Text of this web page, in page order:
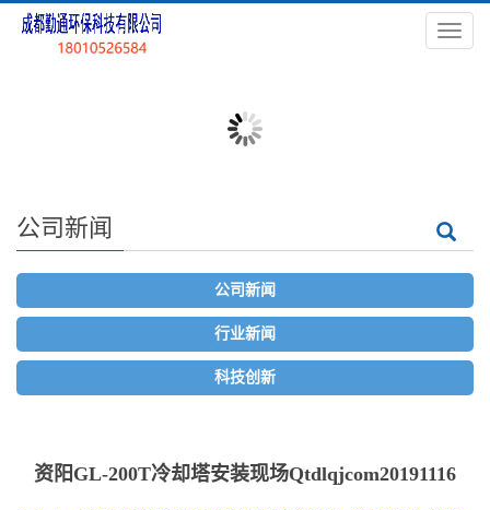
导
航
公司新闻
公司新闻
行业新闻
科技创新
资阳GL-200T冷却塔安装现场Qtdlqjcom20191116